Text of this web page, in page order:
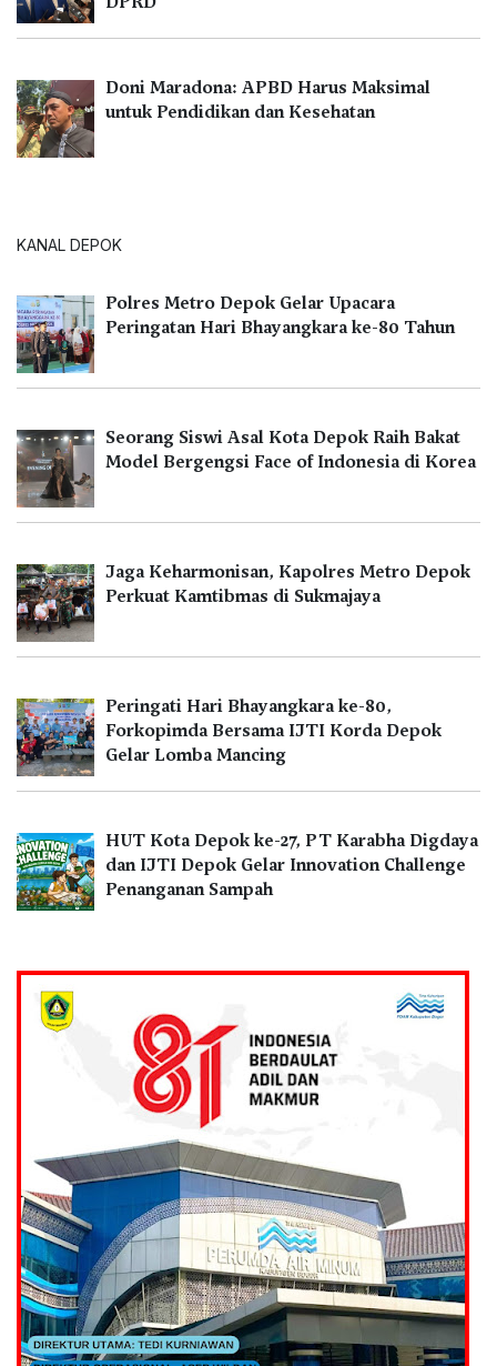
Doni Maradona: APBD Harus Maksimal
untuk Pendidikan dan Kesehatan
KANAL DEPOK
Polres Metro Depok Gelar Upacara
Peringatan Hari Bhayangkara ke-80 Tahun
Seorang Siswi Asal Kota Depok Raih Bakat
Model Bergengsi Face of Indonesia di Korea
Jaga Keharmonisan, Kapolres Metro Depok
Perkuat Kamtibmas di Sukmajaya
Peringati Hari Bhayangkara ke-80,
Forkopimda Bersama IJTI Korda Depok
Gelar Lomba Mancing
HUT Kota Depok ke-27, PT Karabha Digdaya
dan IJTI Depok Gelar Innovation Challenge
Penanganan Sampah